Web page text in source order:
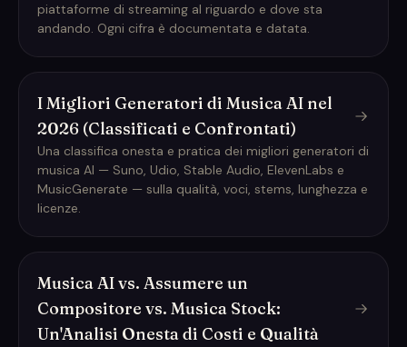
piattaforme di streaming al riguardo e dove sta
andando. Ogni cifra è documentata e datata.
I Migliori Generatori di Musica AI nel
2026 (Classificati e Confrontati)
Una classifica onesta e pratica dei migliori generatori di
musica AI — Suno, Udio, Stable Audio, ElevenLabs e
MusicGenerate — sulla qualità, voci, stems, lunghezza e
licenze.
Musica AI vs. Assumere un
Compositore vs. Musica Stock:
Un'Analisi Onesta di Costi e Qualità